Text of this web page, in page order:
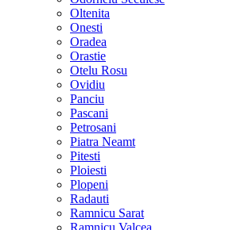
Oltenita
Onesti
Oradea
Orastie
Otelu Rosu
Ovidiu
Panciu
Pascani
Petrosani
Piatra Neamt
Pitesti
Ploiesti
Plopeni
Radauti
Ramnicu Sarat